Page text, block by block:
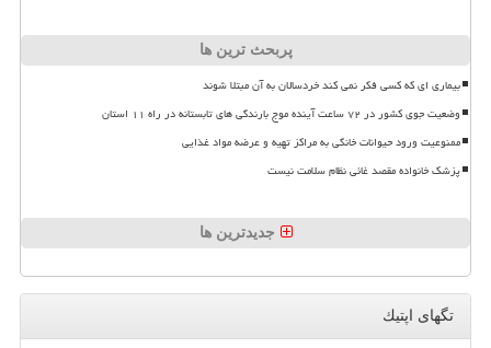
پربحث ترین ها
بیماری ای که کسی فکر نمی کند خردسالان به آن مبتلا شوند
وضعیت جوی کشور در ۷۲ ساعت آینده موج بارندگی های تابستانه در راه ۱۱ استان
ممنوعیت ورود حیوانات خانگی به مراکز تهیه و عرضه مواد غذایی
پزشک خانواده مقصد غائی نظام سلامت نیست
جدیدترین ها
تگهای اپتیك